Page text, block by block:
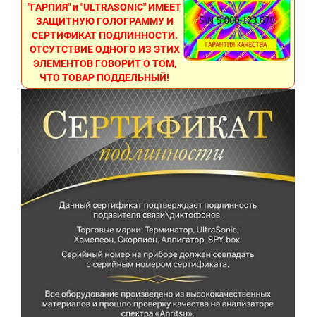
"ГАРПИЯ" и "ULTRASONIC" ИМЕЕТ
ЗАЩИТНУЮ ГОЛОГРАММУ И
СЕРТИФИКАТ ПОДЛИННОСТИ.
ОТСУТСТВИЕ ОДНОГО ИЗ ЭТИХ
ЭЛЕМЕНТОВ ГОВОРИТ О ТОМ,
ЧТО ТОВАР ПОДДЕЛЬНЫЙ!